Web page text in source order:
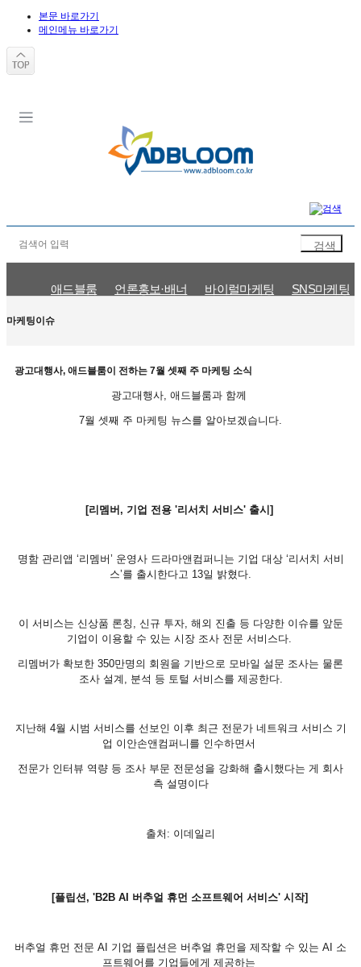
본문 바로가기
메인메뉴 바로가기
애드블룸 언론홍보·배너 바이럴마케팅 SNS마케팅
문의신청
마케팅이슈
광고대행사, 애드블룸이 전하는 7월 셋째 주 마케팅 소식
광고대행사, 애드블룸과 함께
7월 셋째 주 마케팅 뉴스를 알아보겠습니다.
[리멤버, 기업 전용 '리서치 서비스' 출시]
명함 관리앱 ‘리멤버’ 운영사 드라마앤컴퍼니는 기업 대상 ‘리서치 서비
스’를 출시한다고 13일 밝혔다.
이 서비스는 신상품 론칭, 신규 투자, 해외 진출 등 다양한 이슈를 앞둔
기업이 이용할 수 있는 시장 조사 전문 서비스다.
리멤버가 확보한 350만명의 회원을 기반으로 모바일 설문 조사는 물론
조사 설계, 분석 등 토털 서비스를 제공한다.
지난해 4월 시범 서비스를 선보인 이후 최근 전문가 네트워크 서비스 기
업 이안손앤컴퍼니를 인수하면서
전문가 인터뷰 역량 등 조사 부문 전문성을 강화해 출시했다는 게 회사
측 설명이다
출처: 이데일리
[플립션, 'B2B AI 버추얼 휴먼 소프트웨어 서비스' 시작]
버추얼 휴먼 전문 AI 기업 플립션은 버추얼 휴먼을 제작할 수 있는 AI 소
프트웨어를 기업들에게 제공하는